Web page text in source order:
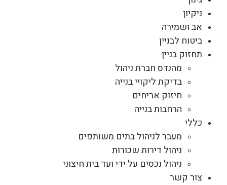
ניקיון
אב ושמירה
ביטוח לבניין
תחזוק בניין
מהנדס חברת ניהול
בדיקת ליקויי בנייה
חיזוק אריחים
הרחבות בנייה
כללי
מעבר לניהול בתים משותפים
ניהול דירות שכורות
ניהול נכסים על ידי ועד בית חיצוני
צור קשר